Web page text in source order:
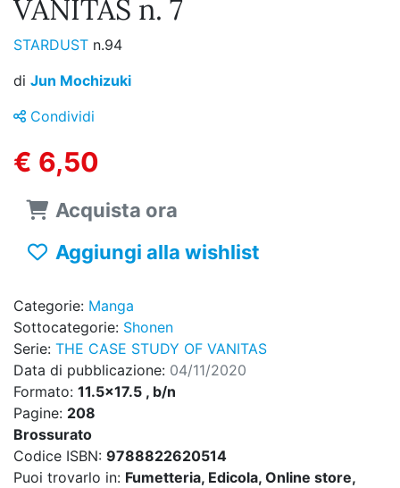
VANITAS n. 7
STARDUST n.94
di Jun Mochizuki
Condividi
€ 6,50
Acquista ora
Aggiungi alla wishlist
Categorie: Manga
Sottocategorie: Shonen
Serie: THE CASE STUDY OF VANITAS
Data di pubblicazione: 04/11/2020
Formato: 11.5x17.5 , b/n
Pagine: 208
Brossurato
Codice ISBN: 9788822620514
Puoi trovarlo in: Fumetteria, Edicola, Online store,